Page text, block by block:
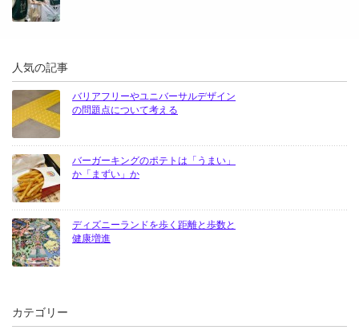
人気の記事
バリアフリーやユニバーサルデザイン
の問題点について考える
バーガーキングのポテトは「うまい」
か「まずい」か
ディズニーランドを歩く距離と歩数と
健康増進
カテゴリー